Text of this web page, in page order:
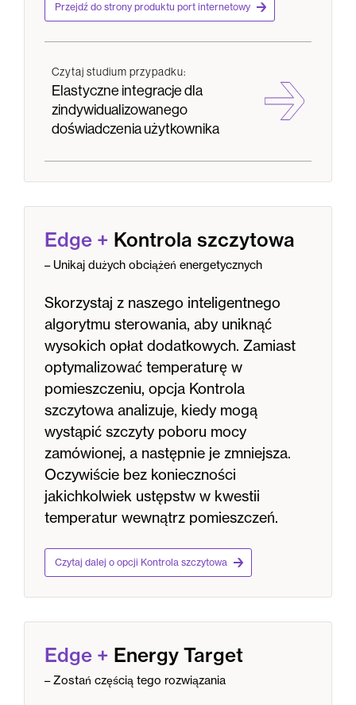
Przejdź do strony produktu port internetowy
Czytaj studium przypadku:
Elastyczne integracje dla
zindywidualizowanego
doświadczenia użytkownika
Edge + Kontrola szczytowa
– Unikaj dużych obciążeń energetycznych
Skorzystaj z naszego inteligentnego
algorytmu sterowania, aby uniknąć
wysokich opłat dodatkowych. Zamiast
optymalizować temperaturę w
pomieszczeniu, opcja Kontrola
szczytowa analizuje, kiedy mogą
wystąpić szczyty poboru mocy
zamówionej, a następnie je zmniejsza.
Oczywiście bez konieczności
jakichkolwiek ustępstw w kwestii
temperatur wewnątrz pomieszczeń.
Czytaj dalej o opcji Kontrola szczytowa
Edge + Energy Target
– Zostań częścią tego rozwiązania